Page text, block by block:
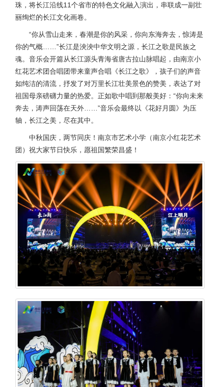
珠，将长江沿线11个省市的特色文化融入演出，串联成一副壮
丽绚烂的长江文化画卷。
“你从雪山走来，春潮是你的风采，你向东海奔去，惊涛是
你的气概……”长江是泱泱中华文明之源，长江之歌是民族之
魂。音乐会开篇从长江源头青海省唐古拉山脉唱起，由南京小
红花艺术团合唱团带来童声合唱《长江之歌》，孩子们的声音
如纯洁的清流，抒发了对万里长江壮美景色的赞美，表达了对
祖国母亲磅礴力量的热爱。正如歌中唱到那般美好：“你向未来
奔去，涛声回荡在天外……”音乐会最终以《花好月圆》为压
轴，长江之美，尽在其中。
中秋国庆，两节同庆！南京市艺术小学（南京小红花艺术
团）祝大家节日快乐，愿祖国繁荣昌盛！